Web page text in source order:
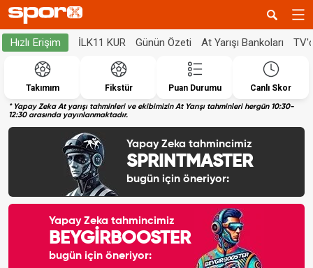
Hızlı Erişim İLK11 KUR Günün Özeti At Yarışı Bankoları
Takımım Fikstür Puan Durumu Canlı Skor
* Yapay Zeka At yarışı tahminleri ve ekibimizin At Yarışı tahminleri hergün 10:30-
12:30 arasında yayınlanmaktadır.
Yapay Zeka tahmincimiz
SPRINTMASTER
bugün için öneriyor:
Yapay Zeka tahmincimiz
BEYGİRBOOSTER
bugün için öneriyor: